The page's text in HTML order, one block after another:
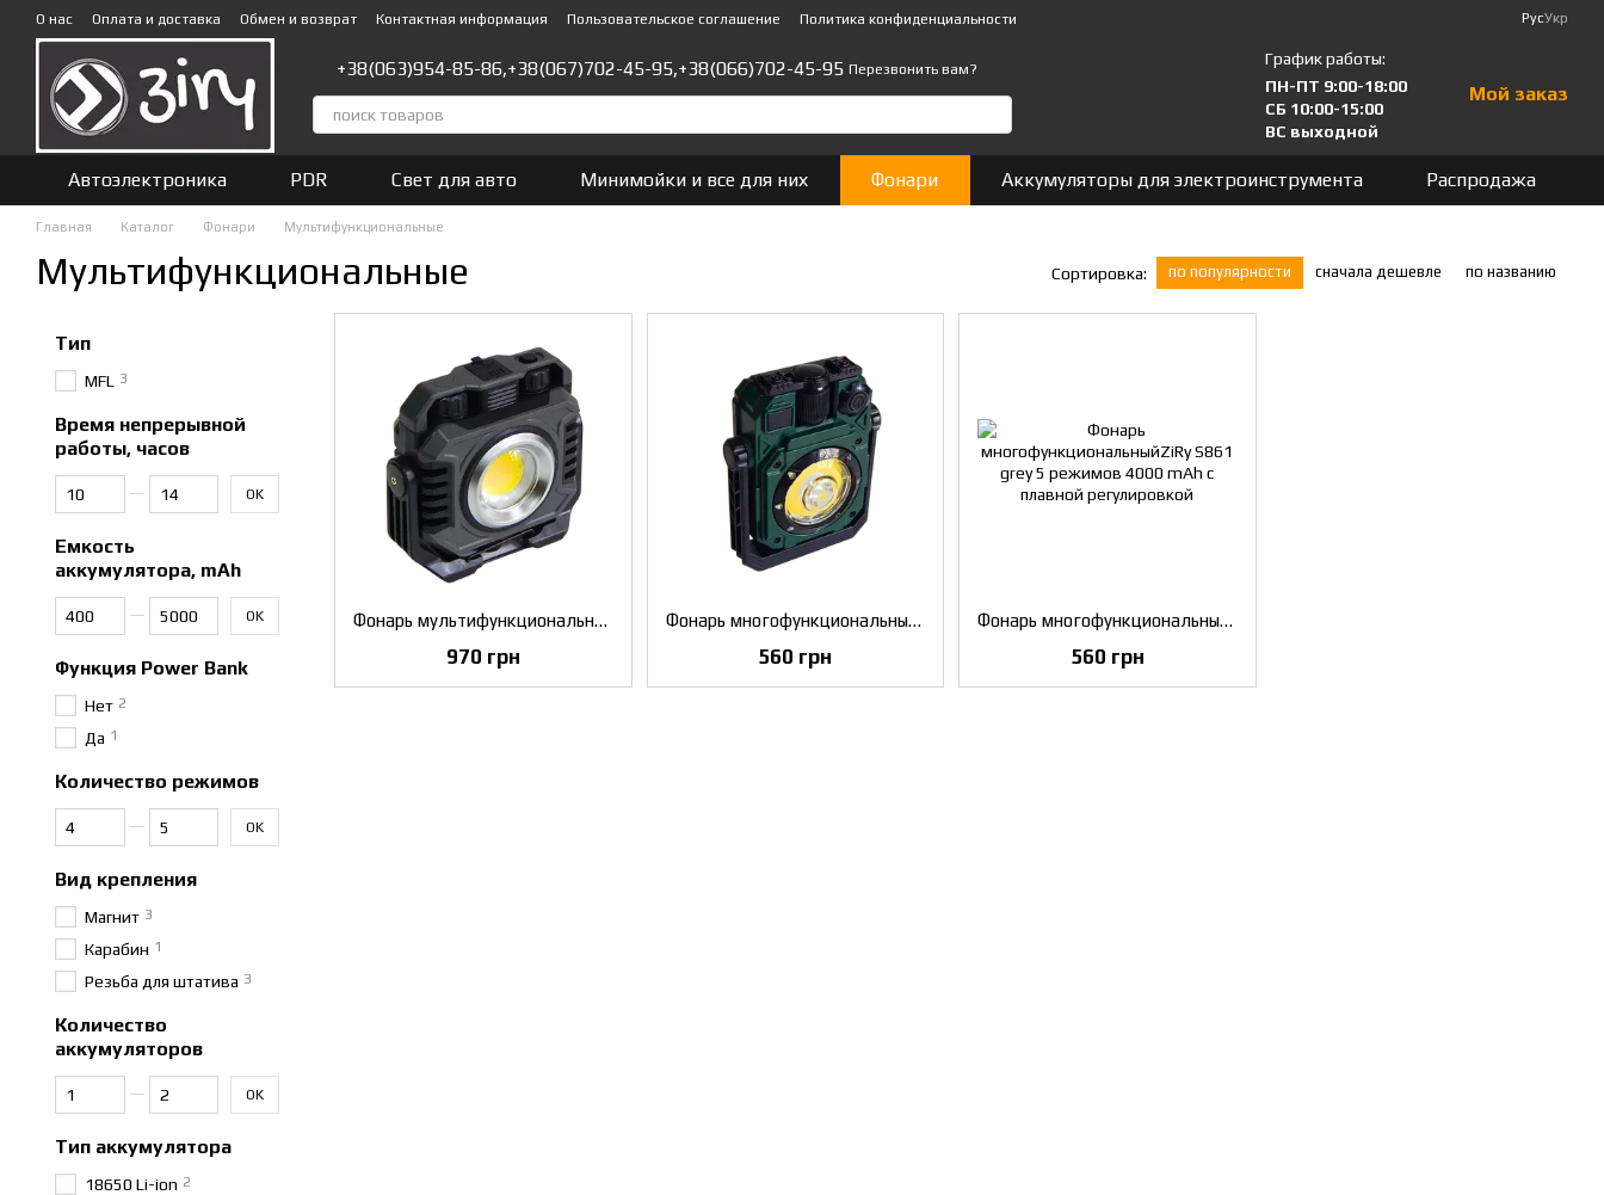
Перейти к основному контенту
О нас Оплата и доставка Обмен и возврат Контактная информация Пользовательское соглашение Политика конфиденциальности РусУкр
+38(063)954-85-86,+38(067)702-45-95,+38(066)702-45-95 Перезвонить вам?
График работы:
ПН-ПТ 9:00-18:00
СБ 10:00-15:00
ВС выходной
Мой заказ
Автоэлектроника PDR Свет для авто Минимойки и все для них Фонари Аккумуляторы для электроинструмента Распродажа
Главная Каталог Фонари Мультифункциональные
Мультифункциональные Сортировка: по популярности сначала дешевле по названию
Фонарь мультифункциональный ZiRy K7861 4 режима 5000 mAh с плавной регулировкой
970 грн
Фонарь многофункциональныйZiRy S861 dark green 5 режимов 4000 mAh с плавной регулировкой
560 грн
Фонарь многофункциональныйZiRy S861 grey 5 режимов 4000 mAh с плавной регулировкой
560 грн
Тип
MFL 3
Время непрерывной
работы, часов
OK
Емкость
аккумулятора, mAh
OK
Функция Power Bank
Нет 2
Да 1
Количество режимов
OK
Вид крепления
Магнит 3
Карабин 1
Резьба для штатива 3
Количество
аккумуляторов
OK
Тип аккумулятора
18650 Li-ion 2